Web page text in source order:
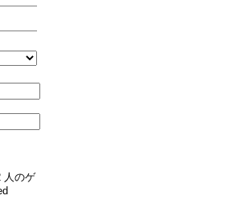
人のゲ